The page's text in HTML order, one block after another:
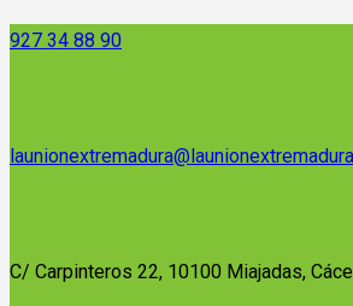
927 34 88 90
C/ Carpinteros 22, 10100 Miajadas,